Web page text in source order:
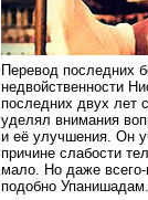
Перевод последних
недвойственности
последних двух лет
уделял внимания
и её улучшения. Он
причине слабости
мало. Но даже
подобно Упанишадам.